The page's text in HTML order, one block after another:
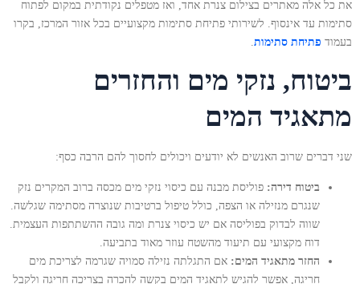
את כל אלה מאתרים בצילום צנרת אחד, ואז מטפלים נקודתית במקום לפתוח
סתימות עד אינסוף. לשירותי פתיחת סתימות מקצועיים בכל אזור המרכז, בקרו
בעמוד פתיחת סתימות
ביטוח, נזקי מים והחזרים
מתאגיד המים
שני דברים שרוב האנשים לא יודעים ויכולים לחסוך להם הרבה כסף:
ביטוח דירה: פוליסת מבנה עם כיסוי נזקי מים מכסה ברוב המקרים נזק
שנגרם מנזילה או הצפה, כולל טיפול ברטיבות שנוצרה מסתימה שגלשה.
שווה לבדוק בפוליסה אם יש כיסוי צנרת ומה גובה ההשתתפות העצמית.
דוח מקצועי עם תיעוד מהשטח עוזר מאוד בתביעה.
החזר מתאגיד המים: אם התגלתה נזילה סמויה שגרמה לצריכת מים
חריגה, אפשר להגיש לתאגיד המים בקשה להכרה בצריכה חריגה ולקבל